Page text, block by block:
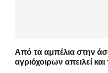
Από τα αμπέλια στην
αγριόχοιρων απειλεί